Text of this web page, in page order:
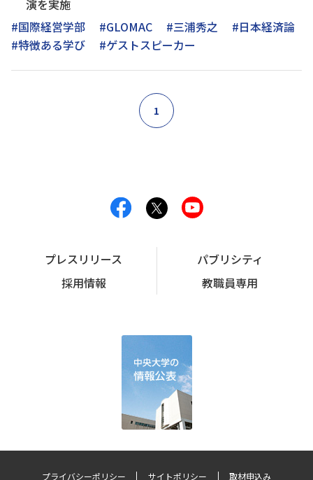
演を実施
#国際経営学部
#GLOMAC #三浦秀之
#日本経済論
#特徴ある学び
#ゲストスピーカー
1
プレスリリース
パブリシティ
採用情報
教職員専用
プライバシーポリシー サイトポリシー 取材申込み